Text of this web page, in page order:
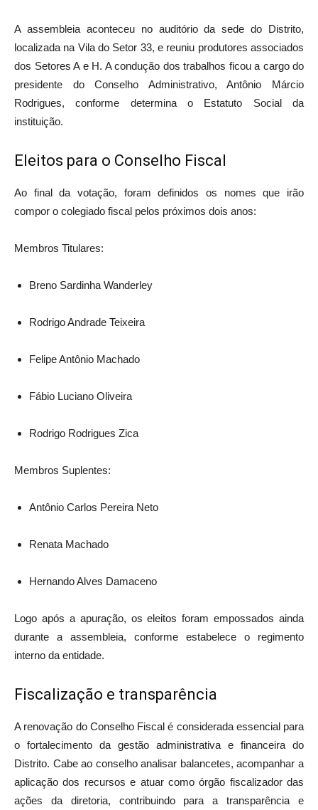
A assembleia aconteceu no auditório da sede do Distrito,
localizada na Vila do Setor 33, e reuniu produtores associados
dos Setores A e H. A condução dos trabalhos ficou a cargo do
presidente do Conselho Administrativo, Antônio Márcio
Rodrigues, conforme determina o Estatuto Social da
instituição.
Eleitos para o Conselho Fiscal
Ao final da votação, foram definidos os nomes que irão
compor o colegiado fiscal pelos próximos dois anos:
Membros Titulares:
Breno Sardinha Wanderley
Rodrigo Andrade Teixeira
Felipe Antônio Machado
Fábio Luciano Oliveira
Rodrigo Rodrigues Zica
Membros Suplentes:
Antônio Carlos Pereira Neto
Renata Machado
Hernando Alves Damaceno
Logo após a apuração, os eleitos foram empossados ainda
durante a assembleia, conforme estabelece o regimento
interno da entidade.
Fiscalização e transparência
A renovação do Conselho Fiscal é considerada essencial para
o fortalecimento da gestão administrativa e financeira do
Distrito. Cabe ao conselho analisar balancetes, acompanhar a
aplicação dos recursos e atuar como órgão fiscalizador das
ações da diretoria, contribuindo para a transparência e